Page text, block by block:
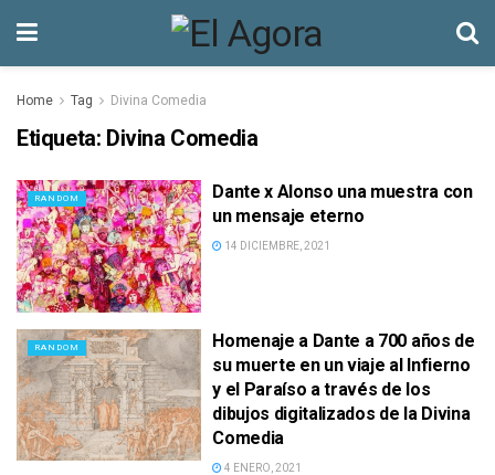
Home Tag Divina Comedia
Etiqueta: Divina Comedia
RANDOM
Dante x Alonso una muestra con
un mensaje eterno
14 DICIEMBRE, 2021
RANDOM
Homenaje a Dante a 700 años de
su muerte en un viaje al Infierno
y el Paraíso a través de los
dibujos digitalizados de la Divina
Comedia
4 ENERO, 2021